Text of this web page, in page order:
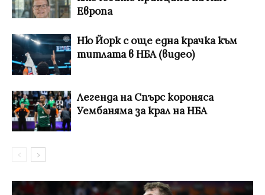
Европа
Ню Йорк с още една крачка към
титлата в НБА (видео)
Легенда на Спърс короняса
Уембаняма за крал на НБА